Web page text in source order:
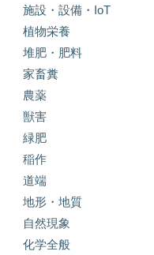
施設・設備・IoT
植物栄養
堆肥・肥料
家畜糞
農薬
獣害
緑肥
稲作
道端
地形・地質
自然現象
化学全般